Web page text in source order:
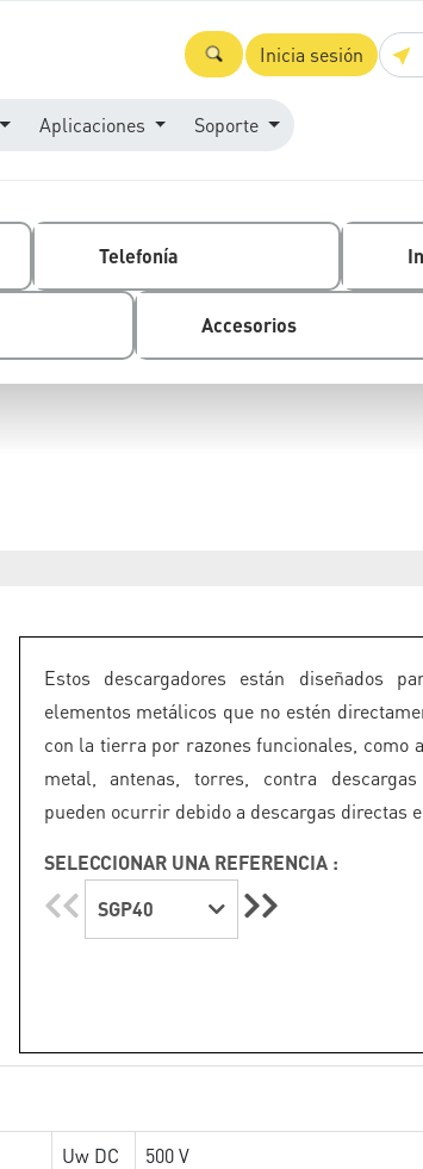
Inicia sesión
Aplicaciones Soporte
Telefonía
Accesorios
Estos descargadores están diseñados
elementos metálicos que no estén
con la tierra por razones funcionales, como
metal, antenas, torres, contra
pueden ocurrir debido a descargas directas
SELECCIONAR UNA REFERENCIA :
SGP40
Uw DC
500 V